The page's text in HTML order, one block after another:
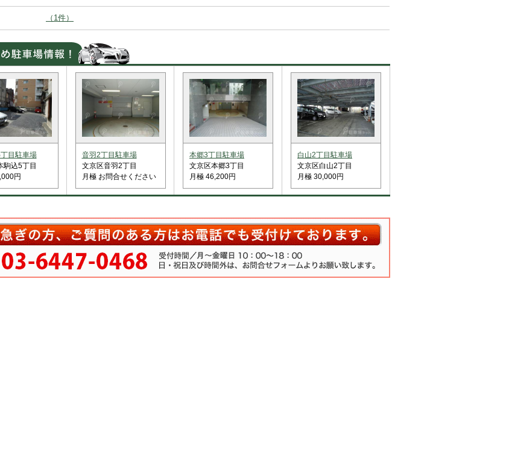
（1件）
目駐車場
駒込5丁目
円
音羽2丁目駐車場
文京区音羽2丁目
月極 お問合せください
本郷3丁目駐車場
文京区本郷3丁目
月極 46,200円
白山2丁目駐車場
文京区白山2丁目
月極 30,000円